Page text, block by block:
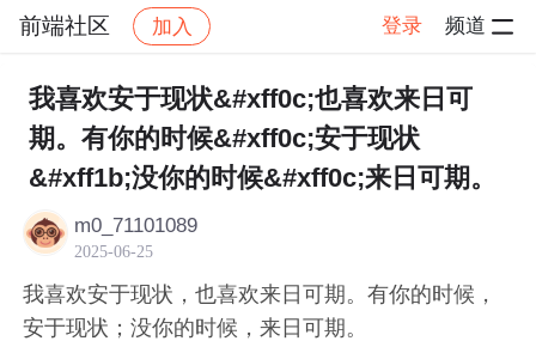
前端社区 加入 登录 频道
社区 前端社区 感慨 帖子详情
我喜欢安于现状&#xff0c;也喜欢来日可
期。有你的时候&#xff0c;安于现状
&#xff1b;没你的时候&#xff0c;来日可期。
m0_71101089
2025-06-25
我喜欢安于现状，也喜欢来日可期。有你的时候，
安于现状；没你的时候，来日可期。